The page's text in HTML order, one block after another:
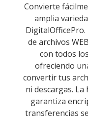
Convierte
amplia
de archivos
con todos
ofreciendo
convertir tus
ni descargas.
garantiza
transferencias